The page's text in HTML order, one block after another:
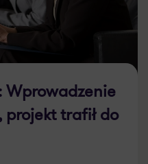
Wprowadzenie
trafił do